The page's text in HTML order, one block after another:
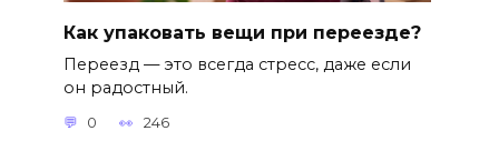
Как упаковать вещи при переезде?
Переезд — это всегда стресс, даже если
он радостный.
0 246